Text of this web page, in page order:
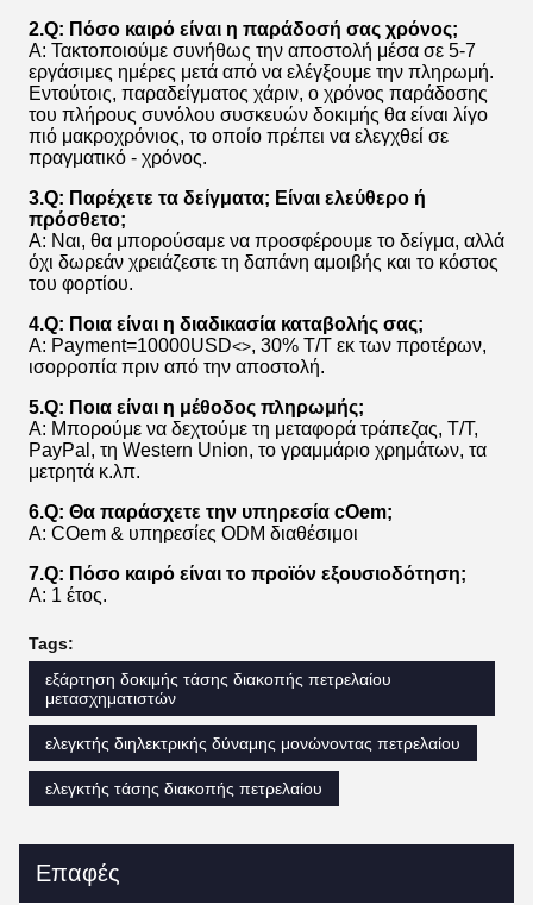
2.Q: Πόσο καιρό είναι η παράδοσή σας χρόνος;
Α: Τακτοποιούμε συνήθως την αποστολή μέσα σε 5-7
εργάσιμες ημέρες μετά από να ελέγξουμε την πληρωμή.
Εντούτοις, παραδείγματος χάριν, ο χρόνος παράδοσης
του πλήρους συνόλου συσκευών δοκιμής θα είναι λίγο
πιό μακροχρόνιος, το οποίο πρέπει να ελεγχθεί σε
πραγματικό - χρόνος.
3.Q: Παρέχετε τα δείγματα; Είναι ελεύθερο ή
πρόσθετο;
Α: Ναι, θα μπορούσαμε να προσφέρουμε το δείγμα, αλλά
όχι δωρεάν χρειάζεστε τη δαπάνη αμοιβής και το κόστος
του φορτίου.
4.Q: Ποια είναι η διαδικασία καταβολής σας;
Α: Payment=10000USD<>, 30% T/T εκ των προτέρων,
ισορροπία πριν από την αποστολή.
5.Q: Ποια είναι η μέθοδος πληρωμής;
Α: Μπορούμε να δεχτούμε τη μεταφορά τράπεζας, T/T,
PayPal, τη Western Union, το γραμμάριο χρημάτων, τα
μετρητά κ.λπ.
6.Q: Θα παράσχετε την υπηρεσία cOem;
Α: COem & υπηρεσίες ODM διαθέσιμοι
7.Q: Πόσο καιρό είναι το προϊόν εξουσιοδότηση;
Α: 1 έτος.
Tags:
εξάρτηση δοκιμής τάσης διακοπής πετρελαίου
μετασχηματιστών
ελεγκτής διηλεκτρικής δύναμης μονώνοντας πετρελαίου
ελεγκτής τάσης διακοπής πετρελαίου
Επαφές